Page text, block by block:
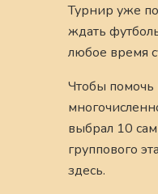
Турнир уже
ждать
любое время
Чтобы помочь
выбрал 10
группового
здесь.